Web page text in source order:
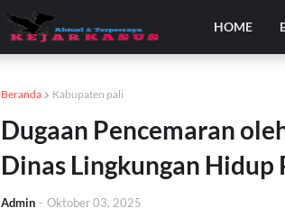
HOME
Beranda Kabupaten pali
Dugaan Pencemaran
Dinas Lingkungan Hidup
Admin - Oktober 03, 2025